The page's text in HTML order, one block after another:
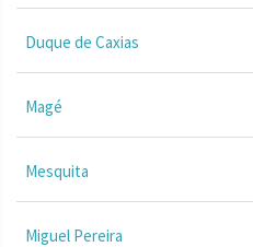
Duque de Caxias
Magé
Mesquita
Miguel Pereira